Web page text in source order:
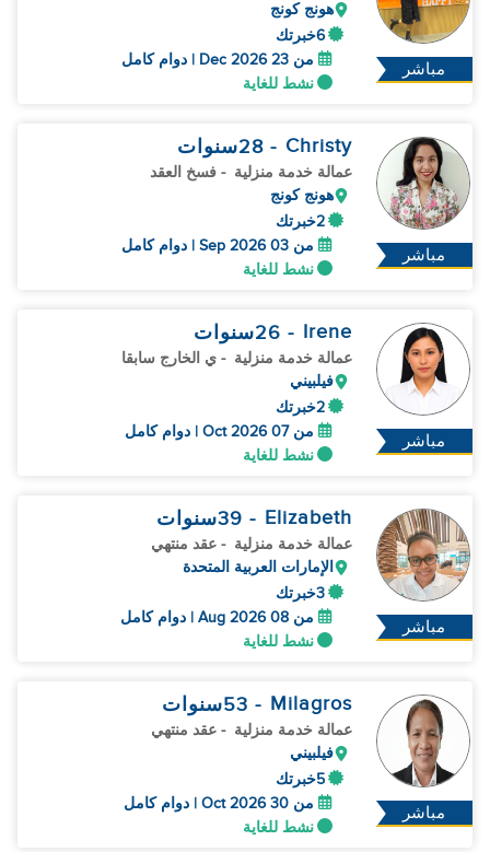
مباشر
هونج كونج
6خبرتك
من 23 Dec 2026 | دوام كامل
نشط للغاية
مباشر
Christy
- 28 سنوات
عمالة خدمة منزلية - فسخ العقد
هونج كونج
2خبرتك
من 03 Sep 2026 | دوام كامل
نشط للغاية
مباشر
Irene
- 26 سنوات
عمالة خدمة منزلية - ي الخارج سابقا
فيلبيني
2خبرتك
من 07 Oct 2026 | دوام كامل
نشط للغاية
مباشر
Elizabeth
- 39 سنوات
عمالة خدمة منزلية - عقد منتهي
الإمارات العربية المتحدة
3خبرتك
من 08 Aug 2026 | دوام كامل
نشط للغاية
مباشر
Milagros
- 53 سنوات
عمالة خدمة منزلية - عقد منتهي
فيلبيني
5خبرتك
من 30 Oct 2026 | دوام كامل
نشط للغاية